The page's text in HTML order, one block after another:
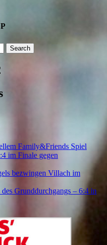
P
Family&Friends Spiel
im Finale gegen
bezwingen Villach im
Grunddurchgangs – 6:4 in